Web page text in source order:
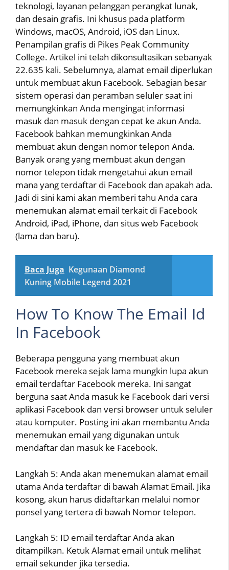
teknologi, layanan pelanggan perangkat lunak,
dan desain grafis. Ini khusus pada platform
Windows, macOS, Android, iOS dan Linux.
Penampilan grafis di Pikes Peak Community
College. Artikel ini telah dikonsultasikan sebanyak
22.635 kali. Sebelumnya, alamat email diperlukan
untuk membuat akun Facebook. Sebagian besar
sistem operasi dan peramban seluler saat ini
memungkinkan Anda mengingat informasi
masuk dan masuk dengan cepat ke akun Anda.
Facebook bahkan memungkinkan Anda
membuat akun dengan nomor telepon Anda.
Banyak orang yang membuat akun dengan
nomor telepon tidak mengetahui akun email
mana yang terdaftar di Facebook dan apakah ada.
Jadi di sini kami akan memberi tahu Anda cara
menemukan alamat email terkait di Facebook
Android, iPad, iPhone, dan situs web Facebook
(lama dan baru).
Baca Juga Kegunaan Diamond
Kuning Mobile Legend 2021
How To Know The Email Id
In Facebook
Beberapa pengguna yang membuat akun
Facebook mereka sejak lama mungkin lupa akun
email terdaftar Facebook mereka. Ini sangat
berguna saat Anda masuk ke Facebook dari versi
aplikasi Facebook dan versi browser untuk seluler
atau komputer. Posting ini akan membantu Anda
menemukan email yang digunakan untuk
mendaftar dan masuk ke Facebook.
Langkah 5: Anda akan menemukan alamat email
utama Anda terdaftar di bawah Alamat Email. Jika
kosong, akun harus didaftarkan melalui nomor
ponsel yang tertera di bawah Nomor telepon.
Langkah 5: ID email terdaftar Anda akan
ditampilkan. Ketuk Alamat email untuk melihat
email sekunder jika tersedia.